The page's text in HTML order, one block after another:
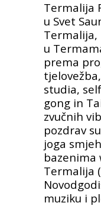
Termalija
u Svet
Termalija,
u
prema
studia,
gong in
zvučnih
pozdrav
joga
bazenima
Termalija
muziku i